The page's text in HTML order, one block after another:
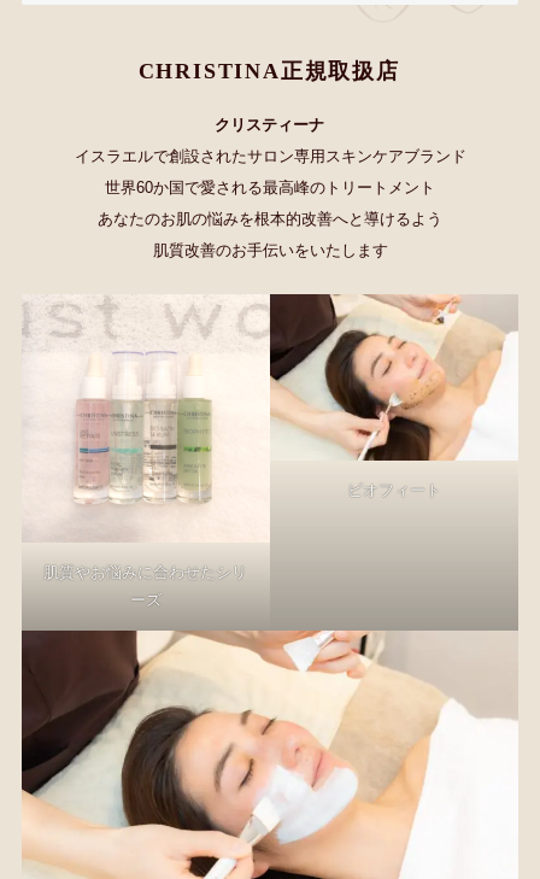
CHRISTINA正規取扱店
クリスティーナ
イスラエルで創設されたサロン専用スキンケアブランド
世界60か国で愛される最高峰のトリートメント
あなたのお肌の悩みを根本的改善へと導けるよう
肌質改善のお手伝いをいたします
肌質やお悩みに合わせたシリ
ーズ
ビオフィート